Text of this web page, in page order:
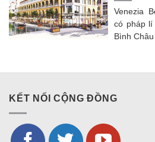
Venezia
có pháp lí
Bình
KẾT NỐI CỘNG ĐỒNG